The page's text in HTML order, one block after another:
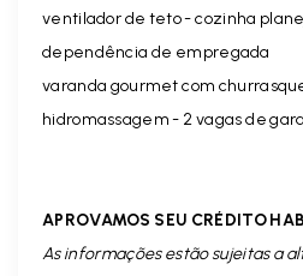
ventilador de teto - cozinha
dependência de empregada
varanda gourmet com
hidromassagem - 2 vagas de
APROVAMOS SEU CRÉDITO
As informações estão sujeitas a